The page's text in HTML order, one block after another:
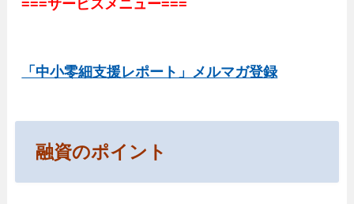
===サービスメニュー===
「中小零細支援レポート」メルマガ登録
融資のポイント